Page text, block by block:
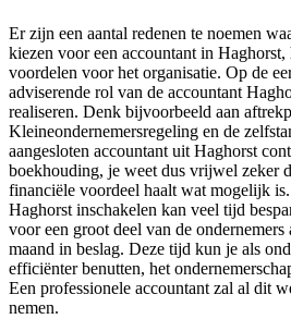
Er zijn een aantal redenen te noemen
kiezen voor een accountant in Haghorst,
voordelen voor het organisatie. Op de
adviserende rol van de accountant
realiseren. Denk bijvoorbeeld aan
Kleineondernemersregeling en de
aangesloten accountant uit Haghorst
boekhouding, je weet dus vrijwel zeker
financiële voordeel haalt wat mogelijk
Haghorst inschakelen kan veel tijd
voor een groot deel van de
maand in beslag. Deze tijd kun je als
efficiënter benutten, het
Een professionele accountant zal al dit
nemen.